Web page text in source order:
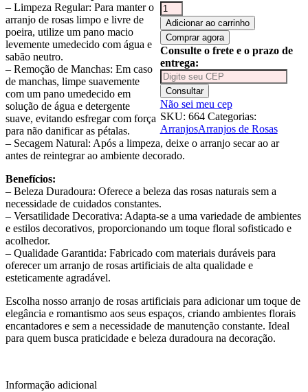
Arranjo
de
Rosas
Creme
e
Rosa
com
Folhagem
Samambaia
Vaso
Vidro
Rose
A
L
40cm
quantidade
Adicionar ao carrinho
Comprar agora
Consulte o frete e o prazo de
entrega:
Consultar
Não sei meu cep
SKU: 664 Categorias:
ArranjosArranjos de Rosas
– Limpeza Regular: Para manter o
arranjo de rosas limpo e livre de
poeira, utilize um pano macio
levemente umedecido com água e
sabão neutro.
– Remoção de Manchas: Em caso
de manchas, limpe suavemente
com um pano umedecido em
solução de água e detergente
suave, evitando esfregar com força
para não danificar as pétalas.
– Secagem Natural: Após a limpeza, deixe o arranjo secar ao ar
antes de reintegrar ao ambiente decorado.
Benefícios:
– Beleza Duradoura: Oferece a beleza das rosas naturais sem a
necessidade de cuidados constantes.
– Versatilidade Decorativa: Adapta-se a uma variedade de ambientes
e estilos decorativos, proporcionando um toque floral sofisticado e
acolhedor.
– Qualidade Garantida: Fabricado com materiais duráveis para
oferecer um arranjo de rosas artificiais de alta qualidade e
esteticamente agradável.
Escolha nosso arranjo de rosas artificiais para adicionar um toque de
elegância e romantismo aos seus espaços, criando ambientes florais
encantadores e sem a necessidade de manutenção constante. Ideal
para quem busca praticidade e beleza duradoura na decoração.
Informação adicional